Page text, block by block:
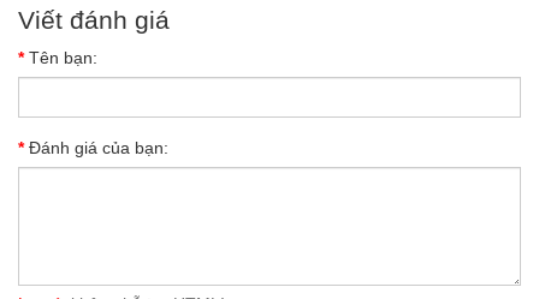
Viết đánh giá
Tên bạn:
Đánh giá của bạn: